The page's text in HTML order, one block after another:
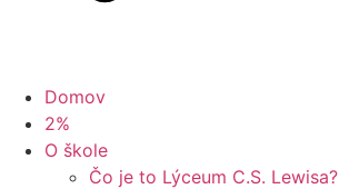
Domov
2%
O škole
Čo je to Lýceum C.S. Lewisa?